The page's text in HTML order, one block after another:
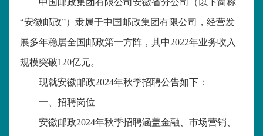
中国邮政集团有限公司安徽省分公司（以下简称
“安徽邮政”）隶属于中国邮政集团有限公司，经营发
展多年稳居全国邮政第一方阵，其中2022年业务收入
规模突破120亿元。
现就安徽邮政2024年秋季招聘公告如下：
一、招聘岗位
安徽邮政2024年秋季招聘涵盖金融、市场营销、